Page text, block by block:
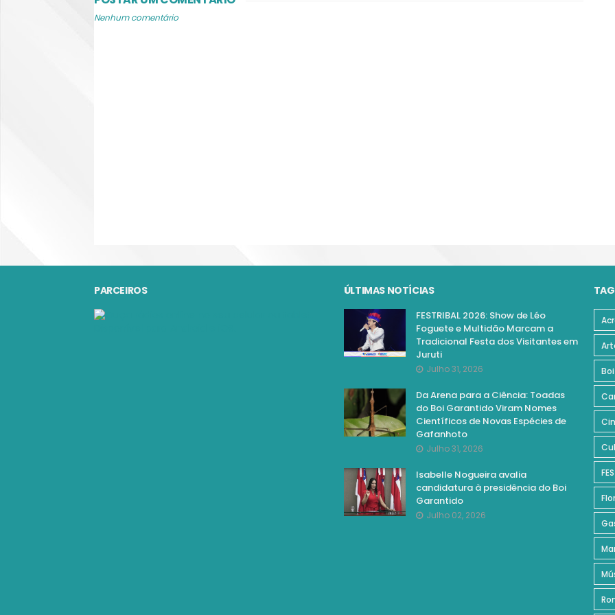
Nenhum comentário
PARCEIROS ÚLTIMAS NOTÍCIAS
FESTRIBAL 2026: Show de Léo
Foguete e Multidão Marcam a
Tradicional Festa dos Visitantes em
Juruti
Julho 31, 2026
Da Arena para a Ciência: Toadas
do Boi Garantido Viram Nomes
Científicos de Novas Espécies de
Gafanhoto
Julho 31, 2026
Isabelle Nogueira avalia
candidatura à presidência do Boi
Garantido
Julho 02, 2026